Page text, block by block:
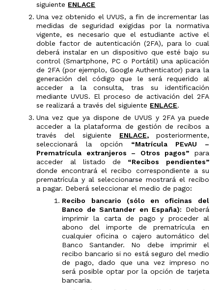
siguiente ENLACE
Una vez obtenido el UVUS, a fin de incrementar las
medidas de seguridad exigidas por la normativa
vigente, es necesario que el estudiante active el
doble factor de autenticación (2FA), para lo cual
deberá instalar en un dispositivo que esté bajo su
control (Smartphone, PC o Portátil) una aplicación
de 2FA (por ejemplo, Google Authenticator) para la
generación del código que le será requerido al
acceder a la consulta, tras su identificación
mediante UVUS. El proceso de activación del 2FA
se realizará a través del siguiente ENLACE.
Una vez que ya dispone de UVUS y 2FA ya puede
acceder a la plataforma de gestión de recibos a
través del siguiente ENLACE, posteriormente,
seleccionará la opción “Matrícula PEvAU –
Prematrícula extranjeros – Otros pagos” para
acceder al listado de “Recibos pendientes”
donde encontrará el recibo correspondiente a su
prematrícula y al seleccionarse mostrará el recibo
a pagar. Deberá seleccionar el medio de pago:
Recibo bancario (sólo en oficinas del
Banco de Santander en España): Deberá
imprimir la carta de pago y proceder al
abono del importe de prematrícula en
cualquier oficina o cajero automático del
Banco Santander. No debe imprimir el
recibo bancario si no está seguro del medio
de pago, dado que una vez impreso no
será posible optar por la opción de tarjeta
bancaria.